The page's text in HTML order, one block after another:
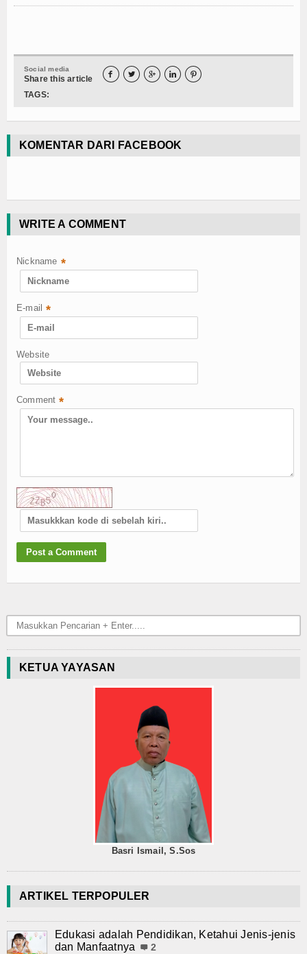
Social media
Share this article     
TAGS:
KOMENTAR DARI FACEBOOK
WRITE A COMMENT
Nickname *
E-mail *
Website
Comment *
KETUA YAYASAN
Basri Ismail, S.Sos
ARTIKEL TERPOPULER
Edukasi adalah Pendidikan, Ketahui Jenis-jenis
dan Manfaatnya
2